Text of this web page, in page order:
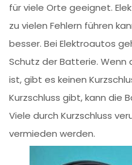
für viele Orte geeignet.
zu vielen Fehlern führen
besser. Bei Elektroautos
Schutz der Batterie.
ist, gibt es keinen
Kurzschluss gibt, kann die
Viele durch Kurzschluss
vermieden werden.